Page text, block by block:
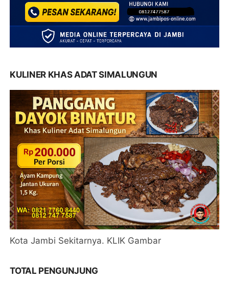
KULINER KHAS ADAT SIMALUNGUN
Kota Jambi Sekitarnya. KLIK Gambar
TOTAL PENGUNJUNG